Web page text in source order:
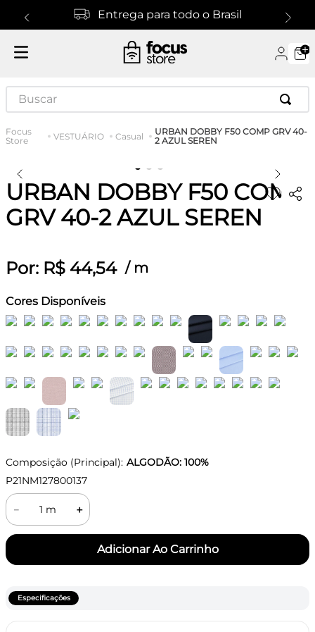
Entrega para todo o Brasil
Buscar
VESTUÁRIO Casual
URBAN DOBBY F50 COMP GRV 40-
2 AZUL SEREN
URBAN DOBBY F50 COMP
GRV 40-2 AZUL SEREN
Por: R$ 44,54 / m
Cores Disponíveis
Composição (Principal): ALGODÃO: 100%
P21NM127800137
＋
－
Especificações